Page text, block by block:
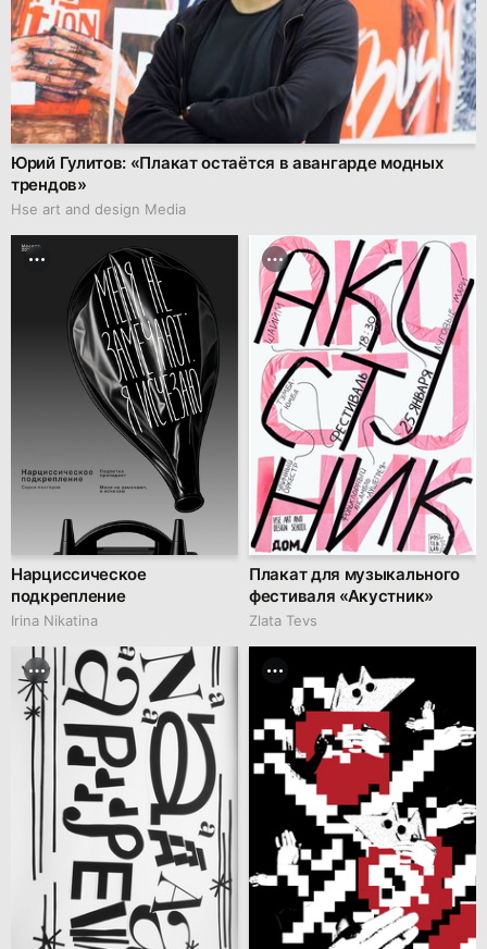
Юрий Гулитов: «Плакат остаётся в авангарде модных
трендов»
Hse art and design Media
Нарциссическое
подкрепление
Irina Nikatina
Плакат для музыкального
фестиваля «Акустник»
Zlata Tevs